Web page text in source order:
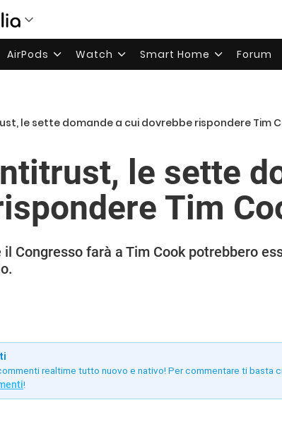
AirPods Watch Smart Home Forum
le sette domande a cui dovrebbe rispondere Tim
le sette
Tim
Congresso farà a Tim Cook potrebbero
realtime tutto nuovo e nativo! Per commentare ti basta
!